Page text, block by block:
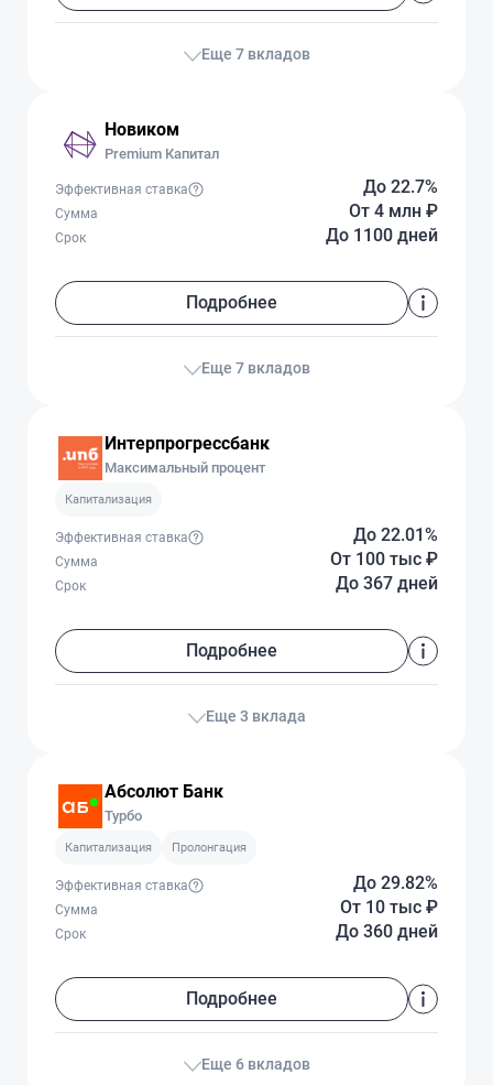
Еще 7 вкладов
Новиком
Premium Капитал
До 22.7%
Эффективная ставка
От 4 млн ₽
Сумма
До 1100 дней
Срок
Подробнее
Еще 7 вкладов
Интерпрогрессбанк
Максимальный процент
Капитализация
До 22.01%
Эффективная ставка
От 100 тыс ₽
Сумма
До 367 дней
Срок
Подробнее
Еще 3 вклада
Абсолют Банк
Турбо
Капитализация Пролонгация
До 29.82%
Эффективная ставка
От 10 тыс ₽
Сумма
До 360 дней
Срок
Подробнее
Еще 6 вкладов